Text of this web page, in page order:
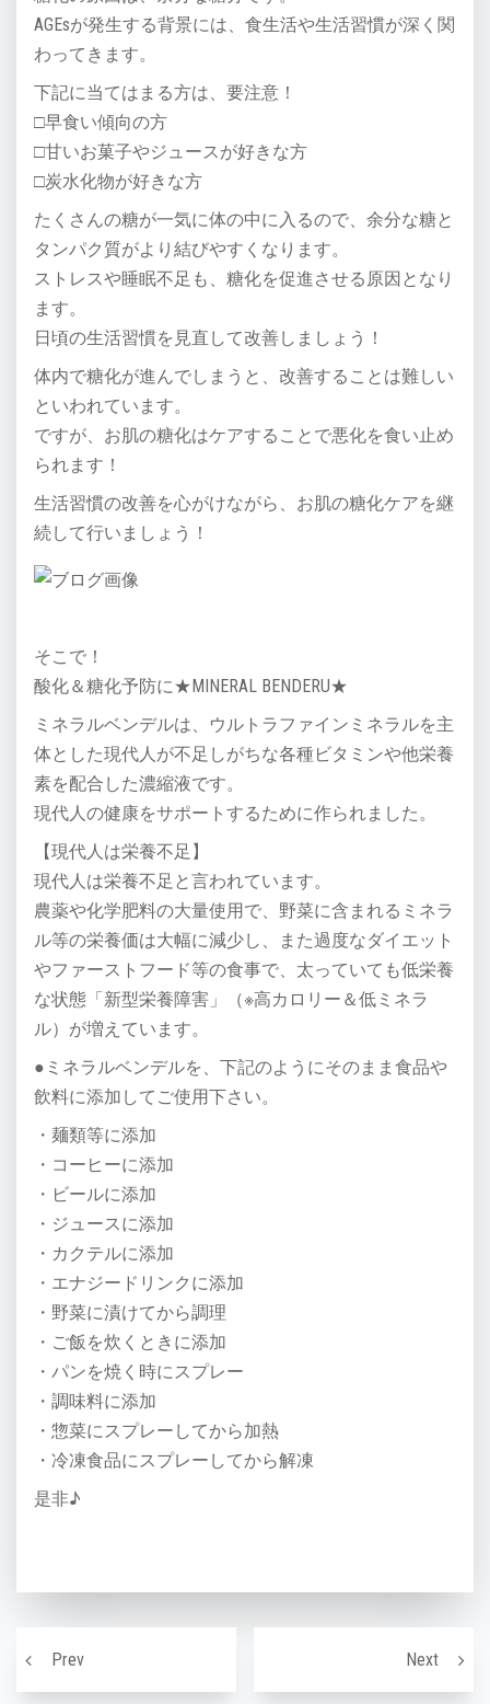
AGEsが発生する背景には、食生活や生活習慣が深く関
わってきます。
下記に当てはまる方は、要注意！
□早食い傾向の方
□甘いお菓子やジュースが好きな方
□炭水化物が好きな方
たくさんの糖が一気に体の中に入るので、余分な糖と
タンパク質がより結びやすくなります。
ストレスや睡眠不足も、糖化を促進させる原因となり
ます。
日頃の生活習慣を見直して改善しましょう！
体内で糖化が進んでしまうと、改善することは難しい
といわれています。
ですが、お肌の糖化はケアすることで悪化を食い止め
られます！
生活習慣の改善を心がけながら、お肌の糖化ケアを継
続して行いましょう！
そこで！
酸化＆糖化予防に★MINERAL BENDERU★
ミネラルベンデルは、ウルトラファインミネラルを主
体とした現代人が不足しがちな各種ビタミンや他栄養
素を配合した濃縮液です。
現代人の健康をサポートするために作られました。
【現代人は栄養不足】
現代人は栄養不足と言われています。
農薬や化学肥料の大量使用で、野菜に含まれるミネラ
ル等の栄養価は大幅に減少し、また過度なダイエット
やファーストフード等の食事で、太っていても低栄養
な状態「新型栄養障害」（※高カロリー＆低ミネラ
ル）が増えています。
●ミネラルベンデルを、下記のようにそのまま食品や
飲料に添加してご使用下さい。
・麺類等に添加
・コーヒーに添加
・ビールに添加
・ジュースに添加
・カクテルに添加
・エナジードリンクに添加
・野菜に漬けてから調理
・ご飯を炊くときに添加
・パンを焼く時にスプレー
・調味料に添加
・惣菜にスプレーしてから加熱
・冷凍食品にスプレーしてから解凍
是非♪
Prev
水光ジェットで艶肌に〜！！ Nextニキ